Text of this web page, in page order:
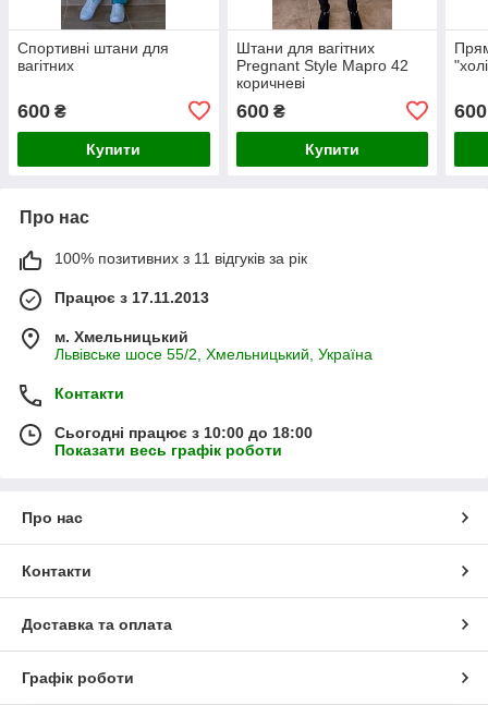
Спортивні штани для
вагітних
600 ₴
Купити
Штани для вагітних
Pregnant Style Марго 42
коричневі
600₴
Купити
600
Про нас
100% позитивних з 11 відгуків за рік
Працює з 17.11.2013
м. Хмельницький
Львівське шосе 55/2, Хмельницький, Україна
Контакти
Сьогодні працює з 10:00 до 18:00
Показати весь графік роботи
Про нас
Контакти
Доставка та оплата
Графік роботи